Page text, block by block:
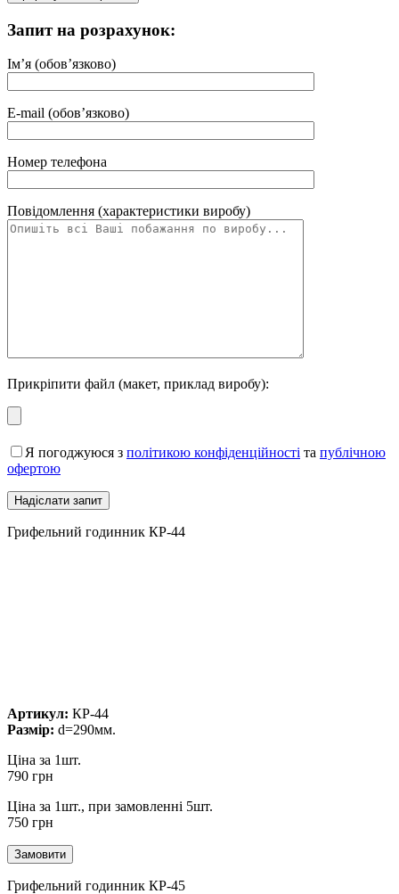
Запит на розрахунок:
Ім’я (обов’язково)
E-mail (обов’язково)
Номер телефона
Повідомлення (характеристики виробу)
Прикріпити файл (макет, приклад виробу):
Я погоджуюся з політикою конфіденційності та публічною
офертою
Грифельний годинник КР-44
Артикул: КР-44
Размір: d=290мм.
Ціна за 1шт.
790 грн
Ціна за 1шт., при замовленні 5шт.
750 грн
Грифельний годинник КР-45